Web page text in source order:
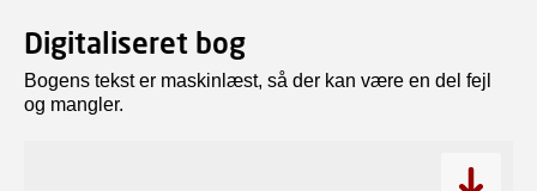
Digitaliseret bog
Bogens tekst er maskinlæst, så der kan være en del fejl
og mangler.